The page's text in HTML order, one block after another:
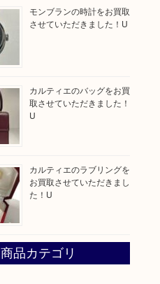
モンブランの時計をお買取
させていただきました！U
カルティエのバッグをお買
取させていただきました！
U
カルティエのラブリングを
お買取させていただきまし
た！U
商品カテゴリ